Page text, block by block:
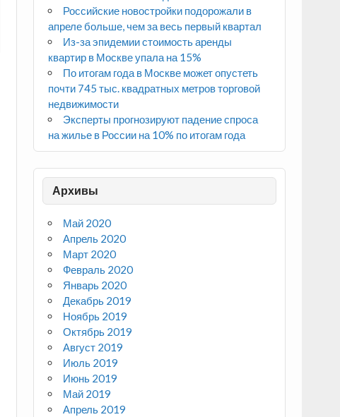
Российские новостройки подорожали в
апреле больше, чем за весь первый квартал
Из-за эпидемии стоимость аренды
квартир в Москве упала на 15%
По итогам года в Москве может опустеть
почти 745 тыс. квадратных метров торговой
недвижимости
Эксперты прогнозируют падение спроса
на жилье в России на 10% по итогам года
Архивы
Май 2020
Апрель 2020
Март 2020
Февраль 2020
Январь 2020
Декабрь 2019
Ноябрь 2019
Октябрь 2019
Август 2019
Июль 2019
Июнь 2019
Май 2019
Апрель 2019